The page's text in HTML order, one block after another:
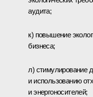
аудита;
к) повышение
бизнеса;
л) стимулирование
и использованию
и энергоносителей;